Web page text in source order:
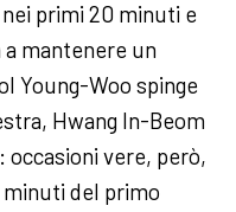
primi 20 minuti e
a mantenere un
Young-Woo spinge
Hwang In-Beom
occasioni vere, però,
del primo